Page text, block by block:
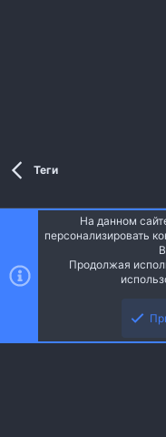
Теги
Обратная связь
Условия и
Style and add-ons by
Перевод от Jumuro ®
На данном
персонализировать
Продолжая